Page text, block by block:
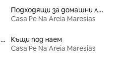
Подходящи за домашни любимци места под наем
Casa Pe Na Areia Maresias
Подходящи за семейства места под наем
Къщи под наем
Casa Pe Na Areia Maresias